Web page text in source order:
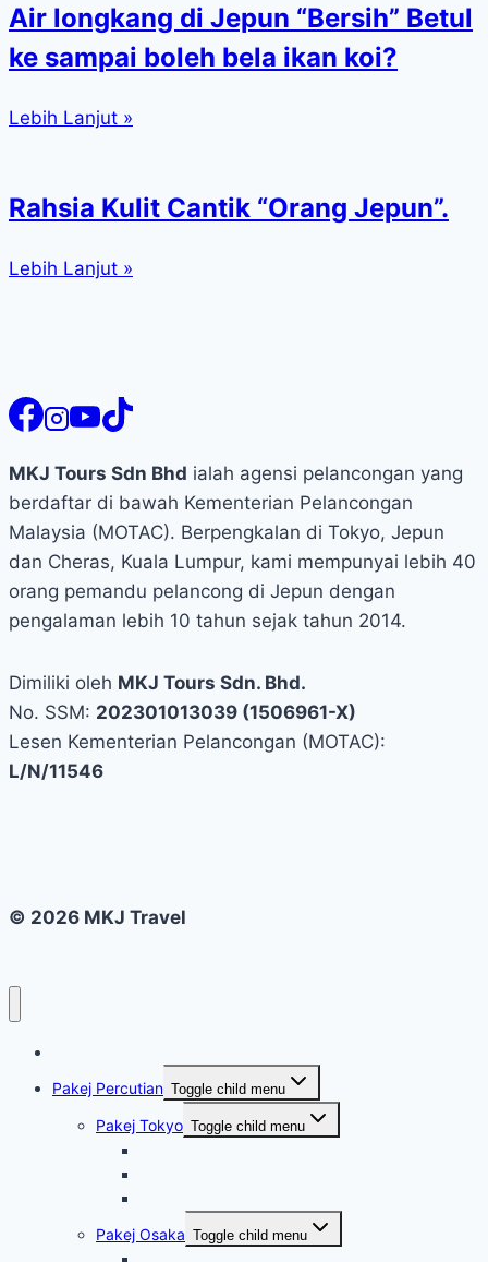
Air longkang di Jepun “Bersih” Betul
ke sampai boleh bela ikan koi?
Lebih Lanjut »
Rahsia Kulit Cantik “Orang Jepun”.
Lebih Lanjut »
MKJ Tours Sdn Bhd ialah agensi pelancongan yang
berdaftar di bawah Kementerian Pelancongan
Malaysia (MOTAC). Berpengkalan di Tokyo, Jepun
dan Cheras, Kuala Lumpur, kami mempunyai lebih 40
orang pemandu pelancong di Jepun dengan
pengalaman lebih 10 tahun sejak tahun 2014.
Dimiliki oleh MKJ Tours Sdn. Bhd.
No. SSM: 202301013039 (1506961-X)
Lesen Kementerian Pelancongan (MOTAC):
L/N/11546
© 2026 MKJ Travel
Pakej Percutian Toggle child menu
Pakej Tokyo Toggle child menu
Pakej Osaka Toggle child menu